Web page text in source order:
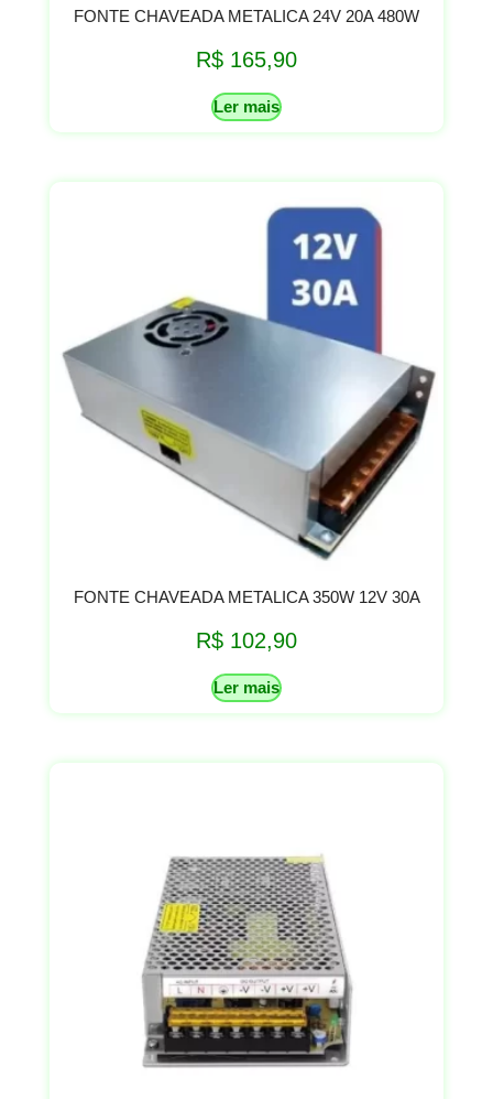
FONTE CHAVEADA METALICA 24V 20A 480W
R$ 165,90
Ler mais
FONTE CHAVEADA METALICA 350W 12V 30A
R$ 102,90
Ler mais